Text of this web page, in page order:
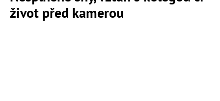
život před kamerou